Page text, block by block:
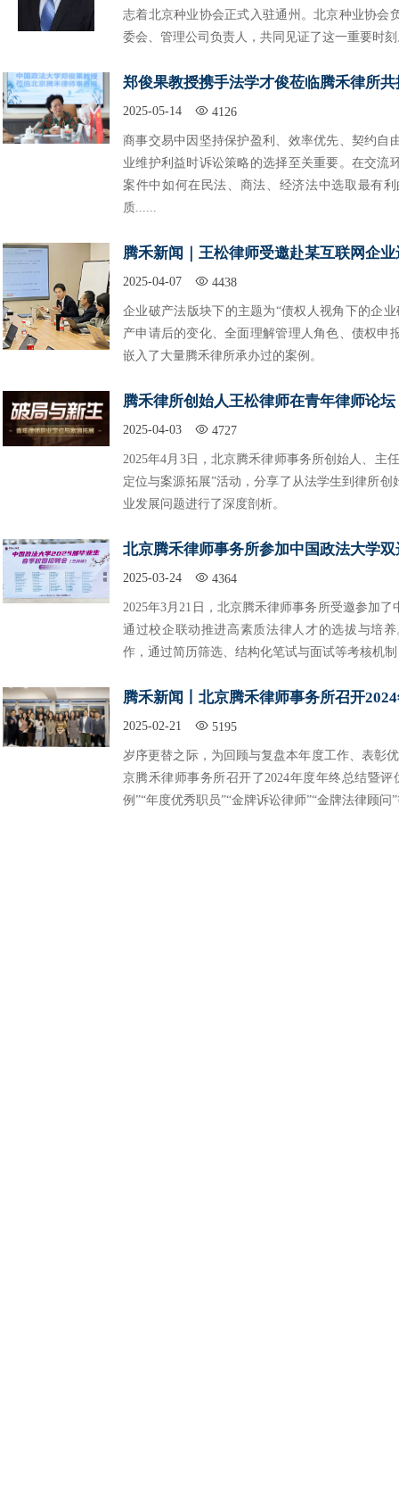
志着北京种业协会正式入驻通州。北京种业协会
委会、管理公司负责人，共同见证了这一重要时
郑俊果教授携手法学才俊莅临腾禾律所
2025-05-14 4126
商事交易中因坚持保护盈利、效率优先、契约自
业维护利益时诉讼策略的选择至关重要。在交流
案件中如何在民法、商法、经济法中选取最有
质......
腾禾新闻｜王松律师受邀赴某互联网企
2025-04-07 4438
企业破产法版块下的主题为“债权人视角下的企
产申请后的变化、全面理解管理人角色、债权申
嵌入了大量腾禾律所承办过的案例。
腾禾律所创始人王松律师在青年律师论
2025-04-03 4727
2025年4月3日，北京腾禾律师事务所创始人、
定位与案源拓展”活动，分享了从法学生到律所
业发展问题进行了深度剖析。
北京腾禾律师事务所参加中国政法大学
2025-03-24 4364
2025年3月21日，北京腾禾律师事务所受邀参加
通过校企联动推进高素质法律人才的选拔与培
作，通过简历筛选、结构化笔试与面试等考核机
腾禾新闻丨北京腾禾律师事务所召开
2025-02-21 5195
岁序更替之际，为回顾与复盘本年度工作、表彰
京腾禾律师事务所召开了2024年度年终总结暨
例”“年度优秀职员”“金牌诉讼律师”“金牌法律顾问